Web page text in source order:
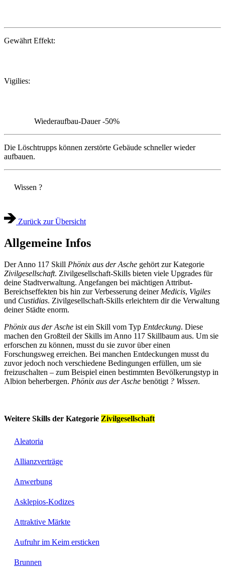
Gewährt Effekt:
Vigilies:
Wiederaufbau-Dauer -50%
Die Löschtrupps können zerstörte Gebäude schneller wieder
aufbauen.
Wissen ?
Zurück zur Übersicht
Allgemeine Infos
Der Anno 117 Skill Phönix aus der Asche gehört zur Kategorie
Zivilgesellschaft. Zivilgesellschaft-Skills bieten viele Upgrades für
deine Stadtverwaltung. Angefangen bei mächtigen Attribut-
Bereichseffekten bis hin zur Verbesserung deiner Medicis, Vigiles
und Custidias. Zivilgesellschaft-Skills erleichtern dir die Verwaltung
deiner Städte enorm.
Phönix aus der Asche ist ein Skill vom Typ Entdeckung. Diese
machen den Großteil der Skills im Anno 117 Skillbaum aus. Um sie
erforschen zu können, musst du sie zuvor über einen
Forschungsweg erreichen. Bei manchen Entdeckungen musst du
zuvor jedoch noch verschiedene Bedingungen erfüllen, um sie
freizuschalten – zum Beispiel einen bestimmten Bevölkerungstyp in
Albion beherbergen. Phönix aus der Asche benötigt ? Wissen.
Weitere Skills der Kategorie Zivilgesellschaft
Aleatoria
Allianzverträge
Anwerbung
Asklepios-Kodizes
Attraktive Märkte
Aufruhr im Keim ersticken
Brunnen